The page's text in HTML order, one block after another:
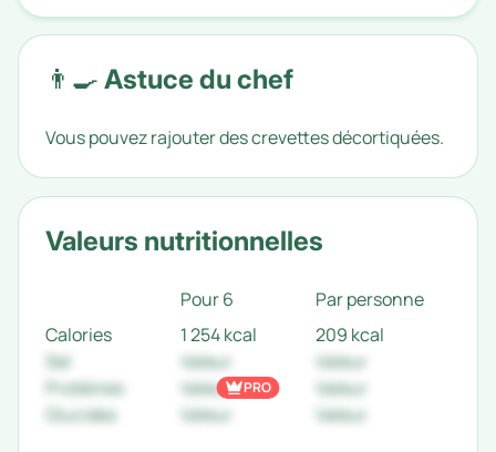
👨‍🍳 Astuce du chef
Vous pouvez rajouter des crevettes décortiquées.
Valeurs nutritionnelles
Pour 6
Par personne
Calories
1 254 kcal
209 kcal
Sel
Valeur
Valeur
Protéines
Valeur
Valeur
Glucides
Valeur Valeur
PRO